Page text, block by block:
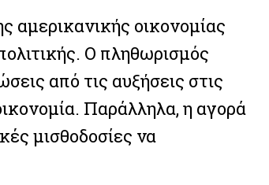
αμερικανικής οικονομίας
Ο πληθωρισμός
από τις αυξήσεις στις
Παράλληλα, η αγορά
μισθοδοσίες να